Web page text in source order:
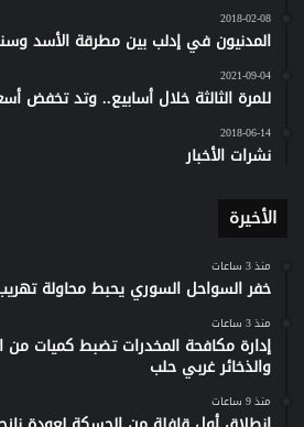
2018-02-08
المدنيون في إدلب بين مطرقة الأسد
2021-09-04
للمرة الثالثة خلال أسابيع.. وتد تخفض
2018-06-14
نشرات الأخبار
الأخيرة
منذ 3 ساعات
خفر السواحل السوري يحبط محاولة
منذ 3 ساعات
إدارة مكافحة المخدرات تضبط كميات من
والذخائر غربي حلب
منذ 9 ساعات